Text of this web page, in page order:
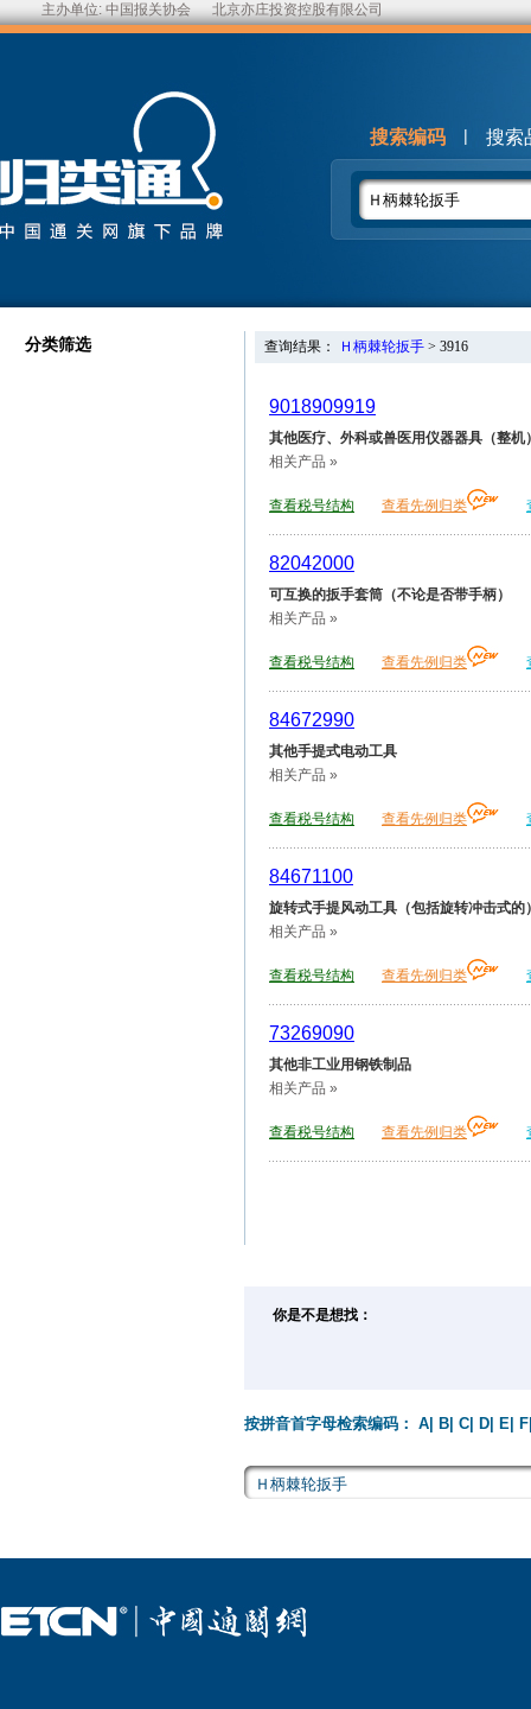
主办单位: 中国报关协会 北京亦庄投资控股有限公司
搜索编码 | 搜索
分类筛选 查询结果： Ｈ柄棘轮扳手 > 3916
9018909919
其他医疗、外科或兽医用仪器器具（整机
相关产品 »
查看税号结构 查看先例归类
82042000
可互换的扳手套筒（不论是否带手柄）
相关产品 »
查看税号结构 查看先例归类
84672990
其他手提式电动工具
相关产品 »
查看税号结构 查看先例归类
84671100
旋转式手提风动工具（包括旋转冲击式的
相关产品 »
查看税号结构 查看先例归类
73269090
其他非工业用钢铁制品
相关产品 »
查看税号结构 查看先例归类
你是不是想找：
按拼音首字母检索编码： A B C D E F